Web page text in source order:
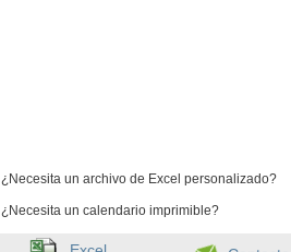
¿Necesita un archivo de Excel personalizado?
¿Necesita un calendario imprimible?